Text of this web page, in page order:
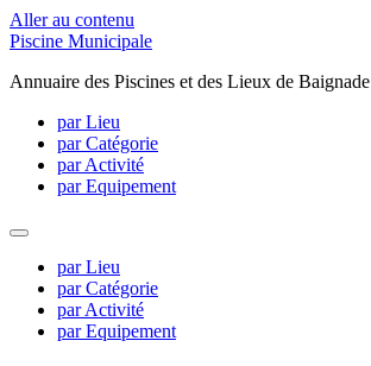
Aller au contenu
Piscine Municipale
Annuaire des Piscines et des Lieux de Baignade
par Lieu
par Catégorie
par Activité
par Equipement
par Lieu
par Catégorie
par Activité
par Equipement